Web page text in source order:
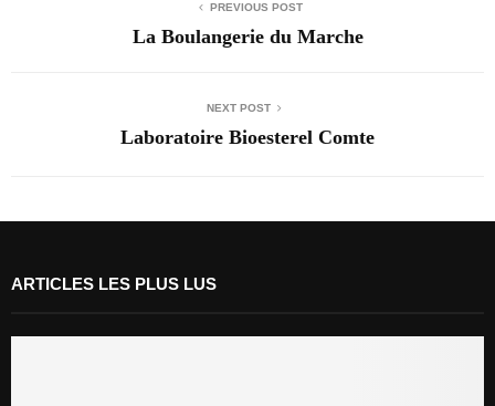
PREVIOUS POST
La Boulangerie du Marche
NEXT POST
Laboratoire Bioesterel Comte
ARTICLES LES PLUS LUS